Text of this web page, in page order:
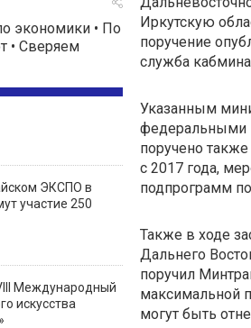
экономики • По
• Сверяем
ЭКСПО в
участие 250
Международный
искусства
Иркутскую
поручение
служба
Указанным
федеральными
поручено
с 2017 года,
подпрограмм
Также в ходе
Дальнего
поручил
максимальной
могут быть